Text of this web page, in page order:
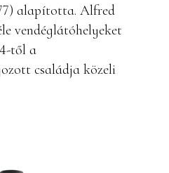
alapította. Alfred
vendéglátóhelyeket
től a
családja közeli